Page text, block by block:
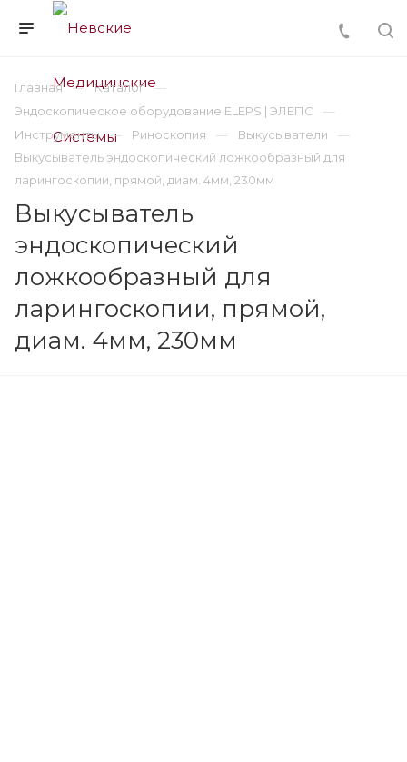
Главная
Каталог
Эндоскопическое оборудование ELEPS | ЭЛЕПС
Инструменты
Риноскопия
Выкусыватели
Выкусыватель эндоскопический ложкообразный для
ларингоскопии, прямой, диам. 4мм, 230мм
Выкусыватель
эндоскопический
ложкообразный для
ларингоскопии, прямой,
диам. 4мм, 230мм